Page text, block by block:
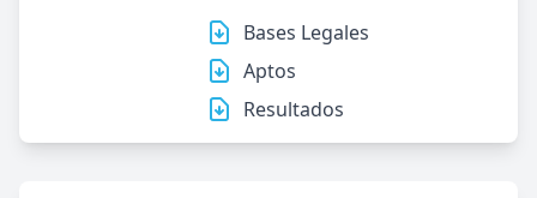
Bases Legales
Aptos
Resultados